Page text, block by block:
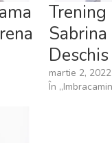
Trening
Sabrina
Deschis
martie 2, 2022
În